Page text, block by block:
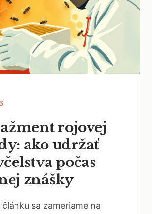
rojovej
ako udržať
počas
znášky
sa zameriame na